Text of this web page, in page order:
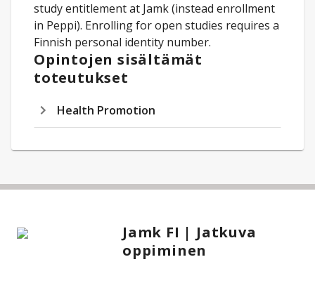
study entitlement at Jamk (instead enrollment
in Peppi). Enrolling for open studies requires a
Finnish personal identity number.
Opintojen sisältämät
toteutukset
Health Promotion
Jamk FI | Jatkuva
oppiminen